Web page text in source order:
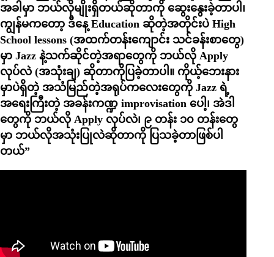
အခါမှာ ဘယ်လိုမျိုးရှိတယ်ဆိုတာကို ဆွေးနွေးခဲ့တာပါ၊
ကျွန်မကတော့ ဒီနေ့ Education ဆိုတဲ့အတိုင်းပဲ High
School lessons (အထက်တန်းကျောင်း သင်ခန်းစာတွေ)
မှာ Jazz နဲ့သက်ဆိုင်တဲ့အရာတွေကို ဘယ်လို Apply
လုပ်လဲ (အသုံးချ) ဆိုတာကိုပြခဲ့တာပါ။ ကိုယ့်ဘေးနား
မှာပဲရှိတဲ့ အသံမြည်တဲ့အရုပ်ကလေးတွေကို Jazz ရဲ့
အရေးကြီးတဲ့ အခန်းကဏ္ဍ improvisation ပေါ့၊ အဲဒါ
တွေကို ဘယ်လို Apply လုပ်လဲ၊ ၉ တန်း ၁၀ တန်းတွေ
မှာ ဘယ်လိုအသုံးပြုလဲဆိုတာကို ပြသခဲ့တာဖြစ်ပါ
တယ်”